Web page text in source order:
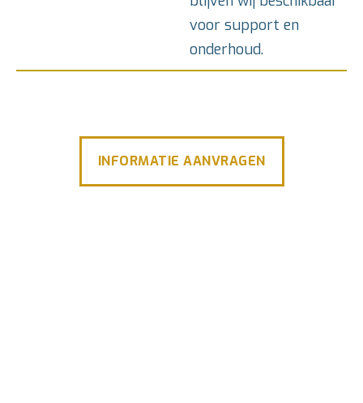
voor support en
onderhoud.
INFORMATIE AANVRAGEN